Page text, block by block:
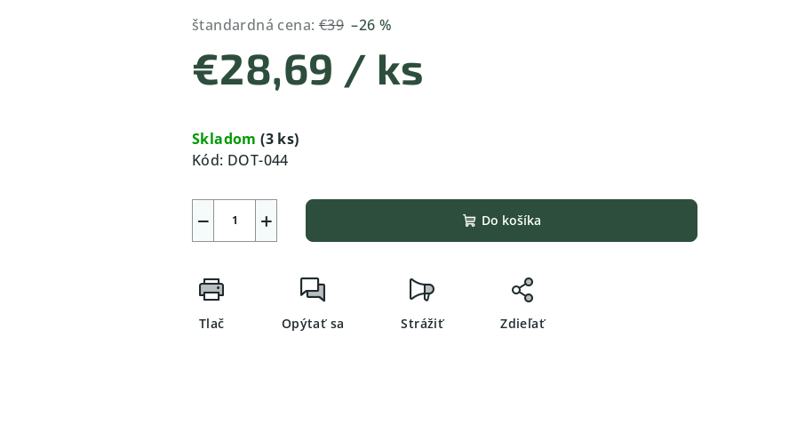
štandardná cena: €39 –26 %
€28,69 / ks
cena:
Skladom(3 ks)
Kód: DOT-044
+
− Do košíka
Tlač Opýtať sa Strážiť Zdieľať